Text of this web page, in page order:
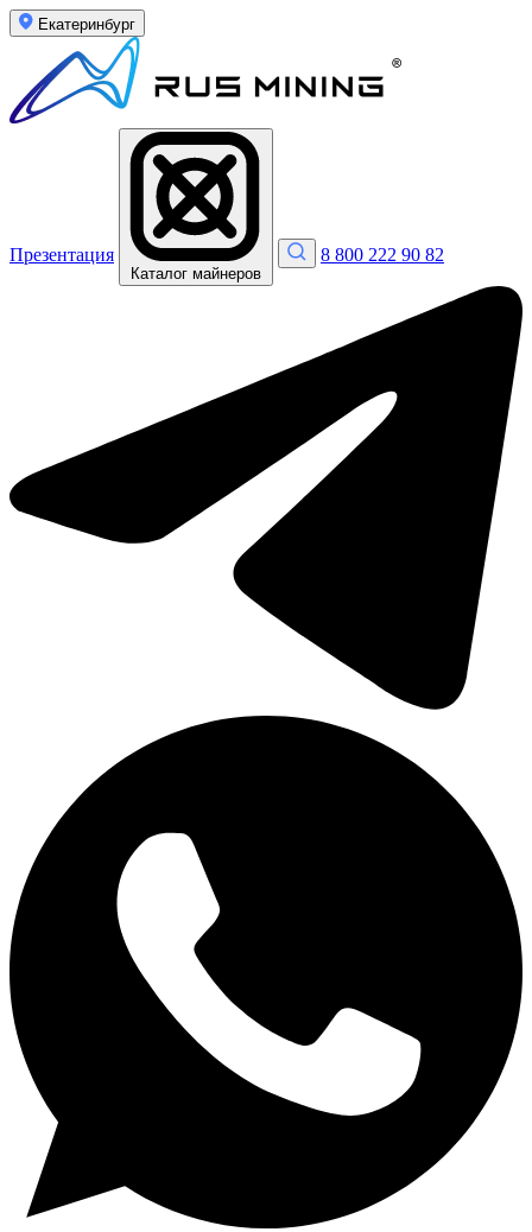
Екатеринбург
Презентация
Каталог майнеров
8 800 222 90 82